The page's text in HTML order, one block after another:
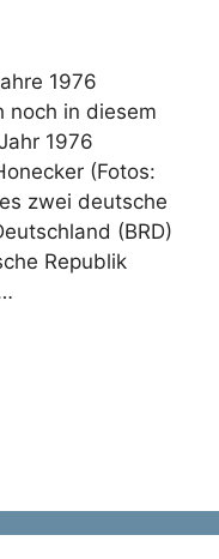
1976
noch in diesem
Jahr 1976
(Fotos:
zwei deutsche
(BRD)
Republik